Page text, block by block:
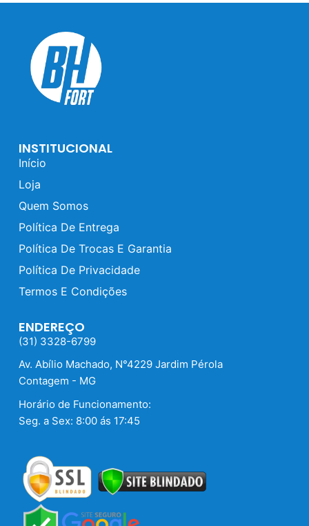
INSTITUCIONAL
Início
Loja
Quem Somos
Política De Entrega
Política De Trocas E Garantia
Política De Privacidade
Termos E Condições
ENDEREÇO
(31) 3328-6799
Av. Abílio Machado, N°4229 Jardim Pérola
Contagem - MG
Horário de Funcionamento:
Seg. a Sex: 8:00 ás 17:45